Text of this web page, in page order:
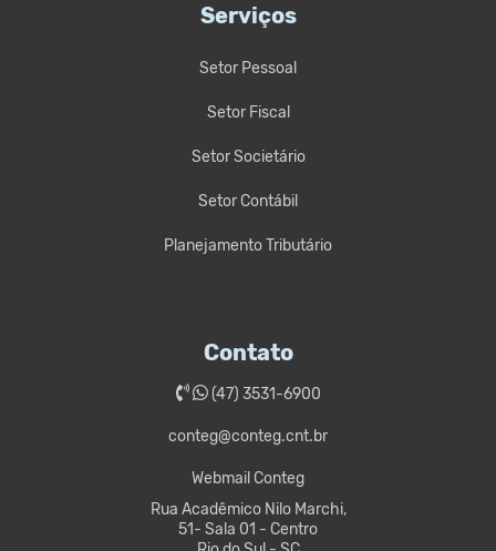
Serviços
Setor Pessoal
Setor Fiscal
Setor Societário
Setor Contábil
Planejamento Tributário
Contato
(47) 3531-6900
conteg@conteg.cnt.br
Webmail Conteg
Rua Acadêmico Nilo Marchi,
51- Sala 01 - Centro